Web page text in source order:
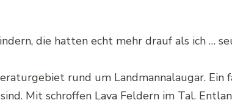
die hatten echt mehr drauf als ich …
rund um Landmannalaugar. Ein
Mit schroffen Lava Feldern im Tal.